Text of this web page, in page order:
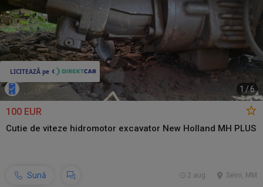
1 /6
100 EUR
Cutie de viteze hidromotor excavator New Holland MH PLUS
Sună Seini, MM
2 aug.